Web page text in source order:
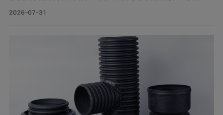
势，广泛应用于建筑给水、冷却循环水系统、气体输送等
2026-07-31